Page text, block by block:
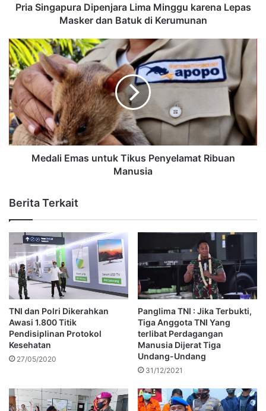
Pria Singapura Dipenjara Lima Minggu karena Lepas
Masker dan Batuk di Kerumunan
Medali Emas untuk Tikus Penyelamat Ribuan
Manusia
Berita Terkait
TNI dan Polri Dikerahkan
Awasi 1.800 Titik
Pendisiplinan Protokol
Kesehatan
27/05/2020
Panglima TNI : Jika Terbukti,
Tiga Anggota TNI Yang
terlibat Perdagangan
Manusia Dijerat Tiga
Undang-Undang
31/12/2021